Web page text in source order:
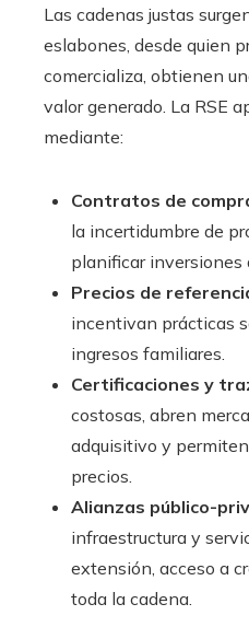
Las cadenas justas
eslabones, desde quien
comercializa, obtienen
valor generado. La RSE
mediante:
Contratos de
la incertidumbre de
planificar inversiones
Precios de
incentivan prácticas
ingresos familiares.
Certificaciones y
costosas, abren
adquisitivo y
precios.
Alianzas público-
infraestructura y
extensión, acceso a
toda la cadena.